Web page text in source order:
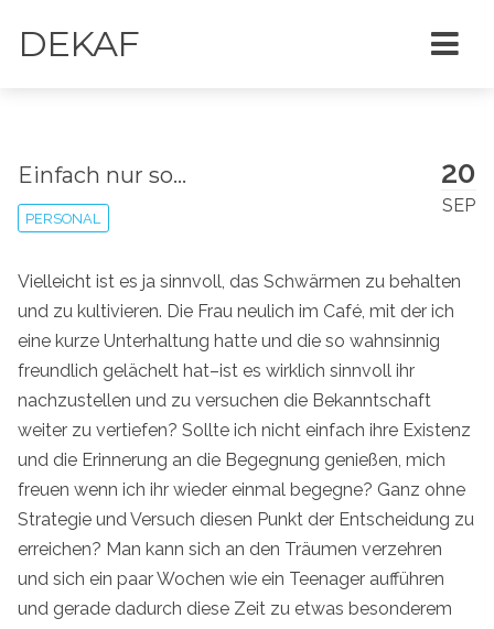
DEKAF
20
SEP
Einfach nur so...
PERSONAL
Vielleicht ist es ja sinnvoll, das Schwärmen zu behalten
und zu kultivieren. Die Frau neulich im Café, mit der ich
eine kurze Unterhaltung hatte und die so wahnsinnig
freundlich gelächelt hat–ist es wirklich sinnvoll ihr
nachzustellen und zu versuchen die Bekanntschaft
weiter zu vertiefen? Sollte ich nicht einfach ihre Existenz
und die Erinnerung an die Begegnung genießen, mich
freuen wenn ich ihr wieder einmal begegne? Ganz ohne
Strategie und Versuch diesen Punkt der Entscheidung zu
erreichen? Man kann sich an den Träumen verzehren
und sich ein paar Wochen wie ein Teenager aufführen
und gerade dadurch diese Zeit zu etwas besonderem